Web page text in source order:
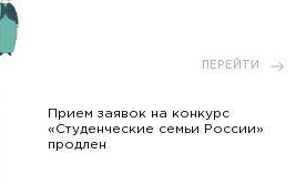
ПЕРЕЙТИ
Прием заявок на конкурс
«Студенческие семьи России»
продлен